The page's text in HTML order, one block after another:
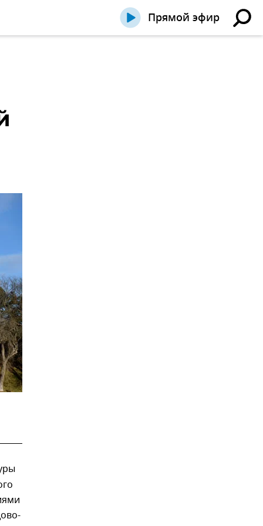
Прямой эфир